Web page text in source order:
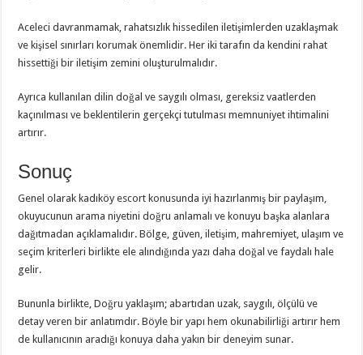
Aceleci davranmamak, rahatsızlık hissedilen iletişimlerden uzaklaşmak
ve kişisel sınırları korumak önemlidir. Her iki tarafın da kendini rahat
hissettiği bir iletişim zemini oluşturulmalıdır.
Ayrıca kullanılan dilin doğal ve saygılı olması, gereksiz vaatlerden
kaçınılması ve beklentilerin gerçekçi tutulması memnuniyet ihtimalini
artırır.
Sonuç
Genel olarak kadıköy escort konusunda iyi hazırlanmış bir paylaşım,
okuyucunun arama niyetini doğru anlamalı ve konuyu başka alanlara
dağıtmadan açıklamalıdır. Bölge, güven, iletişim, mahremiyet, ulaşım ve
seçim kriterleri birlikte ele alındığında yazı daha doğal ve faydalı hale
gelir.
Bununla birlikte, Doğru yaklaşım; abartıdan uzak, saygılı, ölçülü ve
detay veren bir anlatımdır. Böyle bir yapı hem okunabilirliği artırır hem
de kullanıcının aradığı konuya daha yakın bir deneyim sunar.